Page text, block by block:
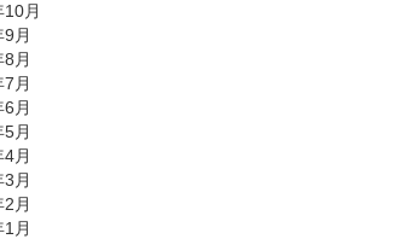
月
月
月
月
月
月
月
月
月
月